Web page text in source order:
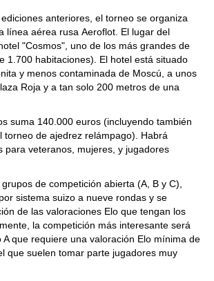
anteriores, el torneo se organiza
línea aérea rusa Aeroflot. El lugar del
"Cosmos", uno de los más grandes de
1.700 habitaciones). El hotel está situado
y menos contaminada de Moscú, a unos
Roja y a tan solo 200 metros de una
suma 140.000 euros (incluyendo también
torneo de ajedrez relámpago). Habrá
para veteranos, mujeres, y jugadores
de competición abierta (A, B y C),
sistema suizo a nueve rondas y se
de las valoraciones Elo que tengan los
la competición más interesante será
que requiere una valoración Elo mínima de
que suelen tomar parte jugadores muy